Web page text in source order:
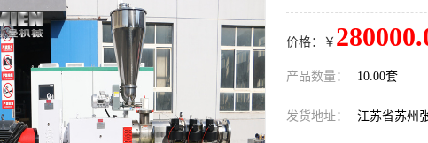
价格：￥
产品数量： 10.00套
发货地址： 江苏省苏州